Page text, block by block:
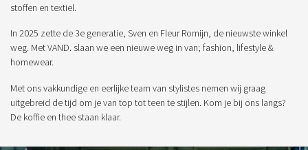
stoffen en textiel.
In 2025 zette de 3e generatie, Sven en Fleur Romijn, de nieuwste winkel
weg. Met VAND. slaan we een nieuwe weg in van; fashion, lifestyle &
homewear.
Met ons vakkundige en eerlijke team van stylistes nemen wij graag
uitgebreid de tijd om je van top tot teen te stijlen. Kom je bij ons langs?
De koffie en thee staan klaar.